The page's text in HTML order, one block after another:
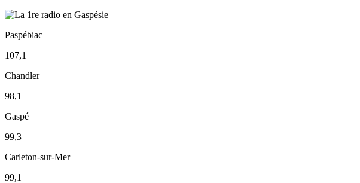
Paspébiac
107,1
Chandler
98,1
Gaspé
99,3
Carleton-sur-Mer
99,1